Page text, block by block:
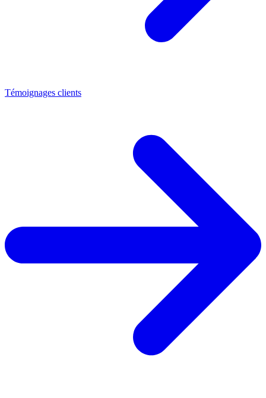
Témoignages clients